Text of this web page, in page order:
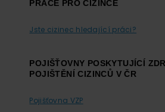
PRÁCE PRO CIZINCE
Jste cizinec hledající práci?
POJIŠŤOVNY POSKYTUJÍCÍ
POJIŠTĚNÍ CIZINCŮ V ČR
Pojišťovna VZP